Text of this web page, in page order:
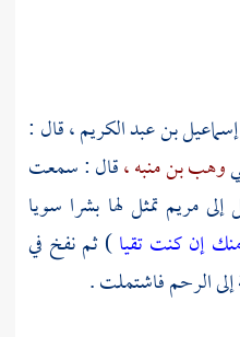
إسماعيل بن عبد الكريم ،قال :
وهب بن منبه ،قال : سمعت
مريم تمثل لها بشرا سويا
إن كنت تقيا) ثم نفخ في
الرحم فاشتملت .